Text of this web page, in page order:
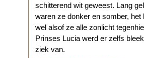
schitterend wit geweest. Lang
waren ze donker en somber, het
wel alsof ze alle zonlicht
Prinses Lucia werd er zelfs
ziek van.